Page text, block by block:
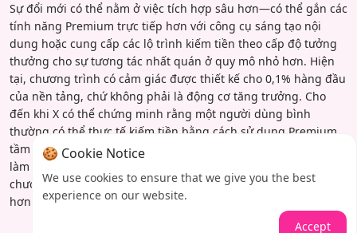
Sự đổi mới có thể nằm ở việc tích hợp sâu hơn—có thể gắn các
tính năng Premium trực tiếp hơn với công cụ sáng tạo nội
dung hoặc cung cấp các lộ trình kiếm tiền theo cấp độ tưởng
thưởng cho sự tương tác nhất quán ở quy mô nhỏ hơn. Hiện
tại, chương trình có cảm giác được thiết kế cho 0,1% hàng đầu
của nền tảng, chứ không phải là động cơ tăng trưởng. Cho
đến khi X có thể chứng minh rằng một người dùng bình
thường có thể thực tế kiếm tiền bằng cách sử dụng Premium,
tầm nhìn của Elon Musk về một nền tảng lấy người sáng tạo
làm trung tâm sẽ vẫn là khát vọng hơn là hiện thực, với
chương trình kiếm tiền phục vụ như một tính năng cho số ít
hơn là chất xúc tác cho số đông.
🍪 Cookie Notice
We use cookies to ensure that we give you the best
experience on our website.
Accept